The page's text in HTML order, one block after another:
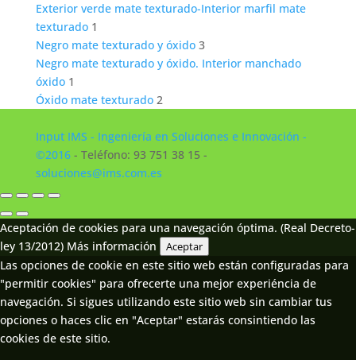
Exterior verde mate texturado-Interior marfil mate
texturado 1
Negro mate texturado y óxido 3
Negro mate texturado y óxido. Interior manchado
óxido 1
Óxido mate texturado 2
Input IMS - Ingeniería en Soluciones e Innovación -
©2016- Teléfono: 93 751 38 15 -
soluciones@ims.com.es
Aceptación de cookies para una navegación óptima. (Real Decreto-
ley 13/2012) Más información Aceptar
Las opciones de cookie en este sitio web están configuradas para
"permitir cookies" para ofrecerte una mejor experiéncia de
navegación. Si sigues utilizando este sitio web sin cambiar tus
opciones o haces clic en "Aceptar" estarás consintiendo las
cookies de este sitio.